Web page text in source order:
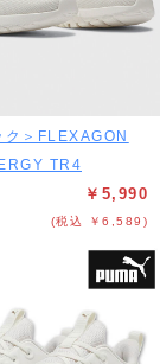
ク＞FLEXAGON
TR4
￥5,990
(税込 ￥6,589)